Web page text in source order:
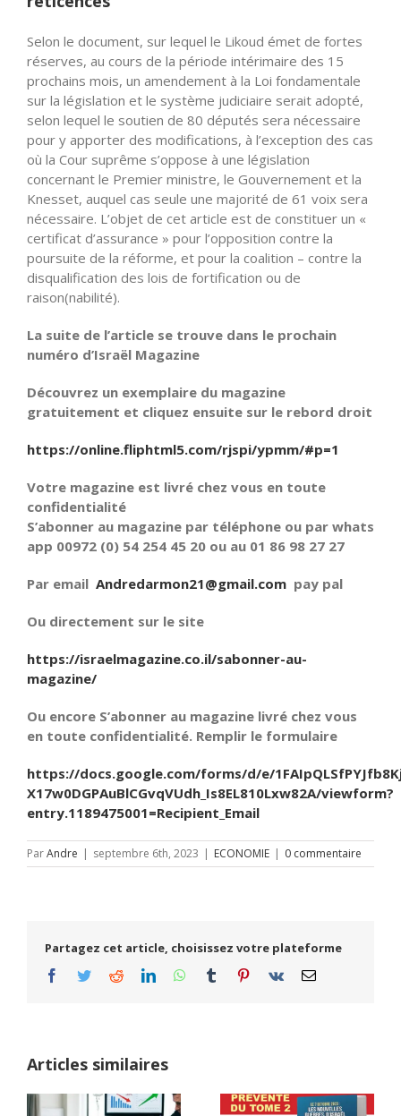
Selon le document, sur lequel le Likoud émet de fortes
réserves, au cours de la période intérimaire des 15
prochains mois, un amendement à la Loi fondamentale
sur la législation et le système judiciaire serait adopté,
selon lequel le soutien de 80 députés sera nécessaire
pour y apporter des modifications, à l’exception des cas
où la Cour suprême s’oppose à une législation
concernant le Premier ministre, le Gouvernement et la
Knesset, auquel cas seule une majorité de 61 voix sera
nécessaire. L’objet de cet article est de constituer un «
certificat d’assurance » pour l’opposition contre la
poursuite de la réforme, et pour la coalition – contre la
disqualification des lois de fortification ou de
raison(nabilité).
La suite de l’article se trouve dans le prochain
numéro d’Israël Magazine
Découvrez un exemplaire du magazine
gratuitement et cliquez ensuite sur le rebord droit
https://online.fliphtml5.com/rjspi/ypmm/#p=1
Votre magazine est livré chez vous en toute
confidentialité
S’abonner au magazine par téléphone ou par whats
app 00972 (0) 54 254 45 20 ou au 01 86 98 27 27
Par email Andredarmon21@gmail.com pay pal
Ou directement sur le site
https://israelmagazine.co.il/sabonner-au-
magazine/
Ou encore S’abonner au magazine livré chez vous
en toute confidentialité. Remplir le formulaire
https://docs.google.com/forms/d/e/
X17w0DGPAuBlCGvqVUdh_Is8EL810Lxw82A/viewform?
entry.1189475001=Recipient_Email
ParAndre | septembre 6th, 2023 | ECONOMIE | 0 commentaire
Partagez cet article, choisissez votre plateforme
Facebook
TwitterRedditLinkedInWhatsApp
Tumblr Pinterest
Vk Email
Articles similaires